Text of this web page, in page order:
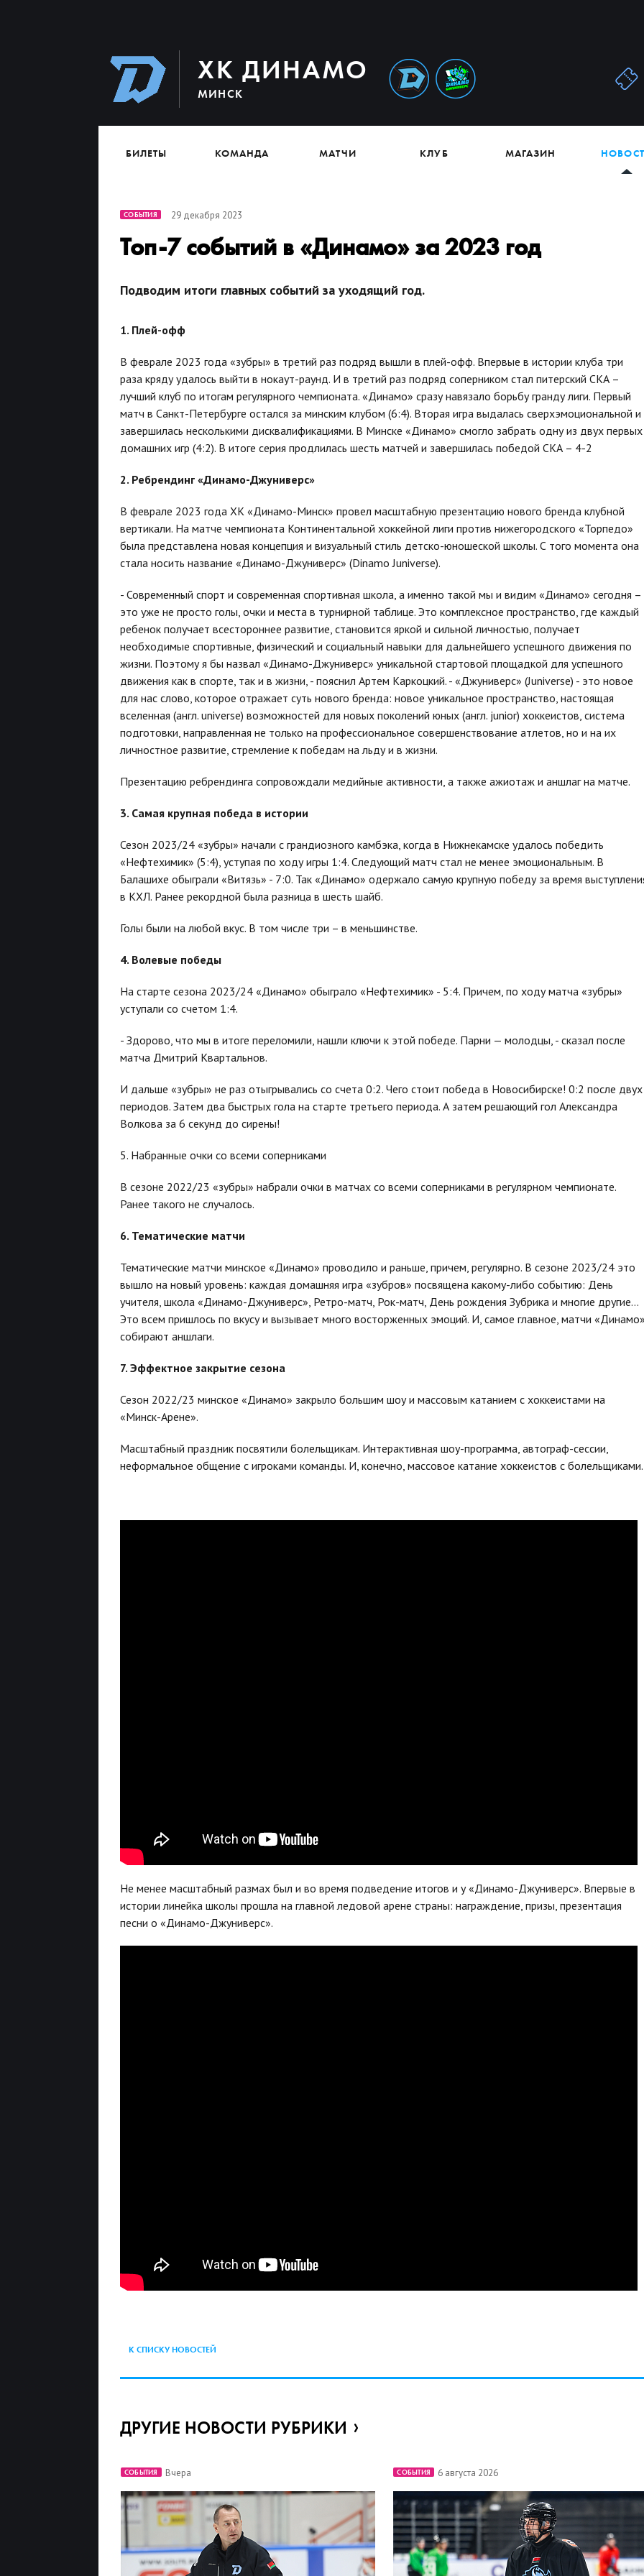
ХК ДИНАМО
МИНСК
БИЛЕТЫ КОМАНДА МАТЧИ КЛУБ МАГАЗИН
СОБЫТИЯ 29 декабря 2023
Топ-7 событий в «Динамо» за 2023 год
Подводим итоги главных событий за уходящий год.
1. Плей-офф
В феврале 2023 года «зубры» в третий раз подряд вышли в плей-офф. Впервые в истории клуба три
раза кряду удалось выйти в нокаут-раунд. И в третий раз подряд соперником стал питерский СКА –
лучший клуб по итогам регулярного чемпионата. «Динамо» сразу навязало борьбу гранду лиги. Первый
матч в Санкт-Петербурге остался за минским клубом (6:4). Вторая игра выдалась сверхэмоциональной и
завершилась несколькими дисквалификациями. В Минске «Динамо» смогло забрать одну из двух первых
домашних игр (4:2). В итоге серия продлилась шесть матчей и завершилась победой СКА – 4-2
2. Ребрендинг «Динамо-Джуниверс»
В феврале 2023 года ХК «Динамо-Минск» провел масштабную презентацию нового бренда клубной
вертикали. На матче чемпионата Континентальной хоккейной лиги против нижегородского «Торпедо»
была представлена новая концепция и визуальный стиль детско-юношеской школы. С того момента она
стала носить название «Динамо-Джуниверс» (Dinamo Juniverse).
- Современный спорт и современная спортивная школа, а именно такой мы и видим «Динамо» сегодня –
это уже не просто голы, очки и места в турнирной таблице. Это комплексное пространство, где каждый
ребенок получает всестороннее развитие, становится яркой и сильной личностью, получает
необходимые спортивные, физический и социальный навыки для дальнейшего успешного движения по
жизни. Поэтому я бы назвал «Динамо-Джуниверс» уникальной стартовой площадкой для успешного
движения как в спорте, так и в жизни, - пояснил Артем Каркоцкий. - «Джуниверс» (Juniverse) - это новое
для нас слово, которое отражает суть нового бренда: новое уникальное пространство, настоящая
вселенная (англ. universe) возможностей для новых поколений юных (англ. junior) хоккеистов, система
подготовки, направленная не только на профессиональное совершенствование атлетов, но и на их
личностное развитие, стремление к победам на льду и в жизни.
Презентацию ребрендинга сопровождали медийные активности, а также ажиотаж и аншлаг на матче.
3. Самая крупная победа в истории
Сезон 2023/24 «зубры» начали с грандиозного камбэка, когда в Нижнекамске удалось победить
«Нефтехимик» (5:4), уступая по ходу игры 1:4. Следующий матч стал не менее эмоциональным. В
Балашихе обыграли «Витязь» - 7:0. Так «Динамо» одержало самую крупную победу за время
в КХЛ. Ранее рекордной была разница в шесть шайб.
Голы были на любой вкус. В том числе три – в меньшинстве.
4. Волевые победы
На старте сезона 2023/24 «Динамо» обыграло «Нефтехимик» - 5:4. Причем, по ходу матча «зубры»
уступали со счетом 1:4.
- Здорово, что мы в итоге переломили, нашли ключи к этой победе. Парни — молодцы, - сказал после
матча Дмитрий Квартальнов.
И дальше «зубры» не раз отыгрывались со счета 0:2. Чего стоит победа в Новосибирске! 0:2 после двух
периодов. Затем два быстрых гола на старте третьего периода. А затем решающий гол Александра
Волкова за 6 секунд до сирены!
5. Набранные очки со всеми соперниками
В сезоне 2022/23 «зубры» набрали очки в матчах со всеми соперниками в регулярном чемпионате.
Ранее такого не случалось.
6. Тематические матчи
Тематические матчи минское «Динамо» проводило и раньше, причем, регулярно. В сезоне 2023/24 это
вышло на новый уровень: каждая домашняя игра «зубров» посвящена какому-либо событию: День
учителя, школа «Динамо-Джуниверс», Ретро-матч, Рок-матч, День рождения Зубрика и многие другие…
Это всем пришлось по вкусу и вызывает много восторженных эмоций. И, самое главное, матчи
собирают аншлаги.
7. Эффектное закрытие сезона
Сезон 2022/23 минское «Динамо» закрыло большим шоу и массовым катанием с хоккеистами на
«Минск-Арене».
Масштабный праздник посвятили болельщикам. Интерактивная шоу-программа, автограф-сессии,
неформальное общение с игроками команды. И, конечно, массовое катание хоккеистов с болельщиками.
Не менее масштабный размах был и во время подведение итогов и у «Динамо-Джуниверс». Впервые в
истории линейка школы прошла на главной ледовой арене страны: награждение, призы, презентация
песни о «Динамо-Джуниверс».
К СПИСКУ НОВОСТЕЙ
ДРУГИЕ НОВОСТИ РУБРИКИ
СОБЫТИЯ Вчера СОБЫТИЯ 6 августа 2026